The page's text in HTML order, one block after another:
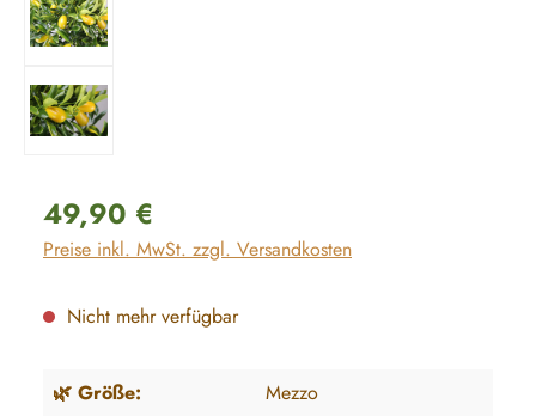
Regulärer Preis:
49,90 €
Preise inkl. MwSt. zzgl. Versandkosten
Nicht mehr verfügbar
🌿 Größe:
Mezzo